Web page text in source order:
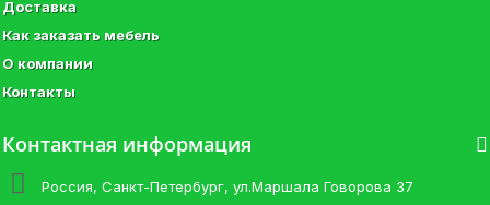
Стеллаж Ромео-4 шимо/сонома
Доставка
Как заказать мебель
О компании
Контакты
Контактная информация
Россия, Санкт-Петербург, ул.Маршала Говорова 37